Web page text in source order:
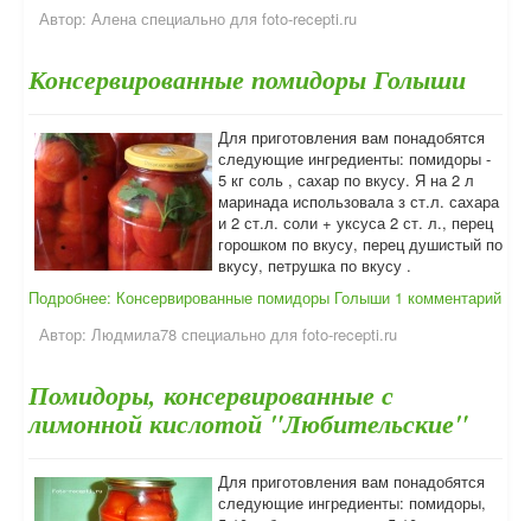
Автор: Алена специально для foto-recepti.ru
Консервированные помидоры Голыши
Для приготовления вам понадобятся
следующие ингредиенты: помидоры -
5 кг соль , сахар по вкусу. Я на 2 л
маринада использовала з ст.л. сахара
и 2 ст.л. соли + уксуса 2 ст. л., перец
горошком по вкусу, перец душистый по
вкусу, петрушка по вкусу .
Подробнее: Консервированные помидоры Голыши 1 комментарий
Автор: Людмила78 специально для foto-recepti.ru
Помидоры, консервированные с
лимонной кислотой "Любительские"
Для приготовления вам понадобятся
следующие ингредиенты: помидоры,